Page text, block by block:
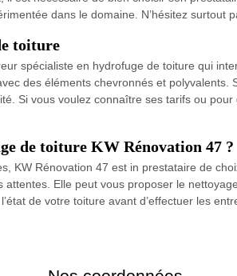
dans le domaine. N’hésitez surtout
toiture
spécialiste en hydrofuge de toiture qui
des éléments chevronnés et polyvalents.
Si vous voulez connaître ses tarifs ou
de toiture KW Rénovation 47 ?
KW Rénovation 47 est in prestataire de
Elle peut vous proposer le
de votre toiture avant d’effectuer les